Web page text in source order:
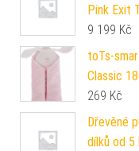
Pink Exit
9 199 Kč
toTs-
Classic
269 Kč
Dřevěné
dílků od 5